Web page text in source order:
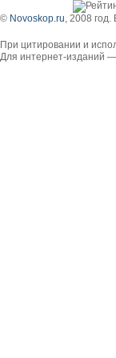
© Novoskop.ru, 2008
При цитировании и
Для интернет-изданий